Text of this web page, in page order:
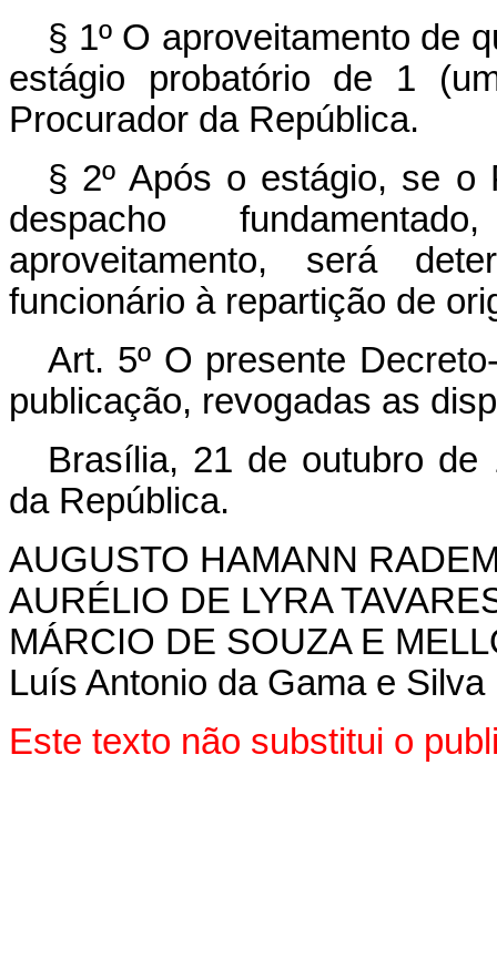
§ 1º O aproveitamento de
estágio probatório de 1
Procurador da República.
§ 2º Após o estágio, se o
despacho
aproveitamento, será
funcionário à repartição de
Art. 5º O presente
publicação, revogadas as
Brasília, 21 de outubro de
da República.
AUGUSTO HAMANN
AURÉLIO DE LYRA
MÁRCIO DE SOUZA E
Luís Antonio da Gama e Silva
Este texto não substitui o